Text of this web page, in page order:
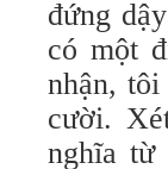
đứng
có một
nhận,
cười.
nghĩa từ